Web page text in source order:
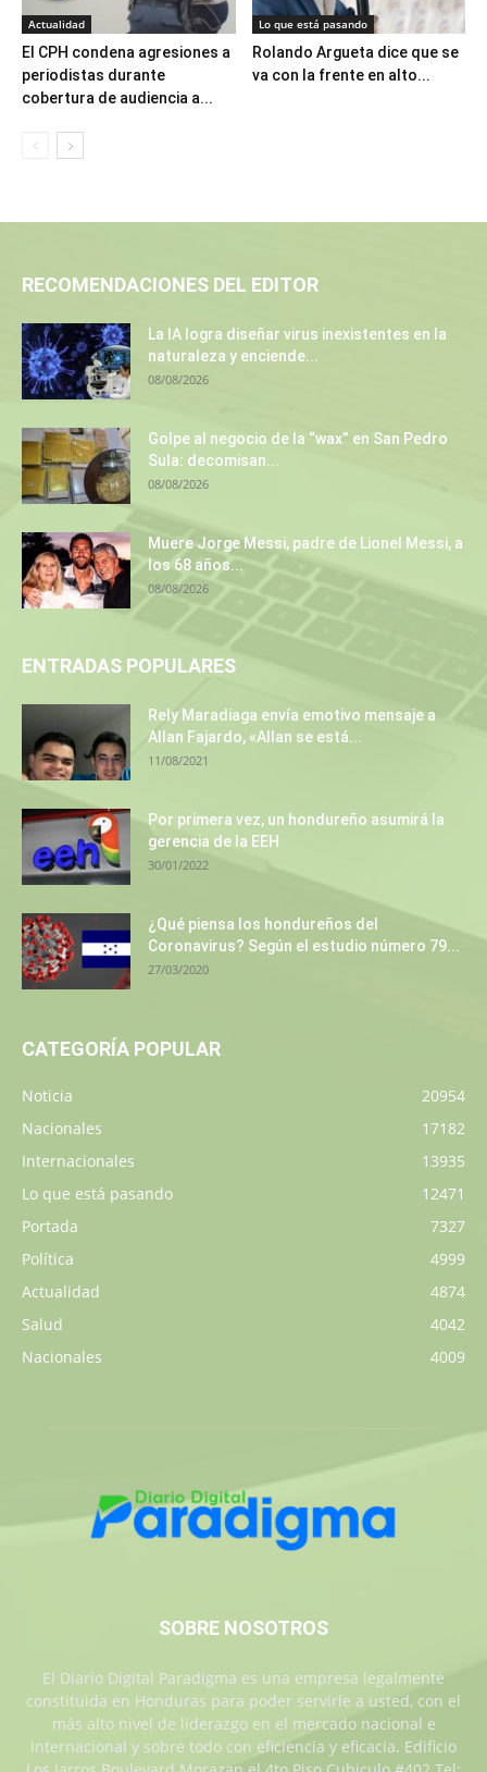
Actualidad
El CPH condena agresiones a
periodistas durante
cobertura de audiencia a...
Lo que está pasando
Rolando Argueta dice que se
va con la frente en alto...
RECOMENDACIONES DEL EDITOR
La IA logra diseñar virus inexistentes en la
naturaleza y enciende...
08/08/2026
Golpe al negocio de la “wax” en San Pedro
Sula: decomisan...
08/08/2026
Muere Jorge Messi, padre de Lionel Messi, a
los 68 años...
08/08/2026
ENTRADAS POPULARES
Rely Maradiaga envía emotivo mensaje a
Allan Fajardo, «Allan se está...
11/08/2021
Por primera vez, un hondureño asumirá la
gerencia de la EEH
30/01/2022
¿Qué piensa los hondureños del
Coronavirus? Según el estudio número 79...
27/03/2020
CATEGORÍA POPULAR
Noticia
20954
Nacionales
17182
Internacionales
13935
Lo que está pasando
12471
Portada
7327
Política
4999
Actualidad
4874
Salud
4042
Nacionales
4009
SOBRE NOSOTROS
El Diario Digital Paradigma es una empresa legalmente
constituida en Honduras para poder servirle a usted, con el
más alto nivel de liderazgo en el mercado nacional e
internacional y sobre todo con eficiencia y eficacia. Edificio